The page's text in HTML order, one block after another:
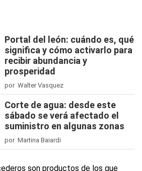
Portal del león: cuándo es, qué
significa y cómo activarlo para
recibir abundancia y
prosperidad
por Walter Vasquez
Corte de agua: desde este
sábado se verá afectado el
suministro en algunas zonas
por Martina Baiardi